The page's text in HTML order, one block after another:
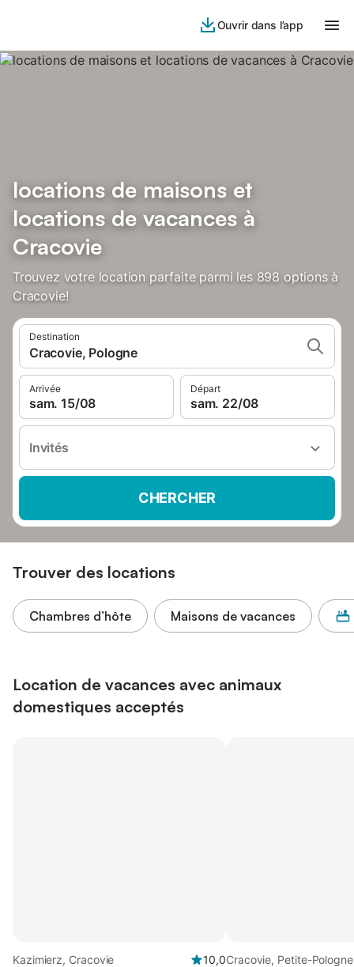
Ouvrir dans l’app
locations de maisons et
locations de vacances à
Cracovie
Trouvez votre location parfaite parmi les 898 options à
Cracovie!
Destination
Cracovie, Pologne
Arrivée
sam. 15/08
Départ
sam. 22/08
Invités
CHERCHER
Trouver des locations
Chambres d’hôte Maisons de vacances
Location de vacances avec animaux
domestiques acceptés
Kazimierz, Cracovie
10,0Cracovie, Petite-Pologne